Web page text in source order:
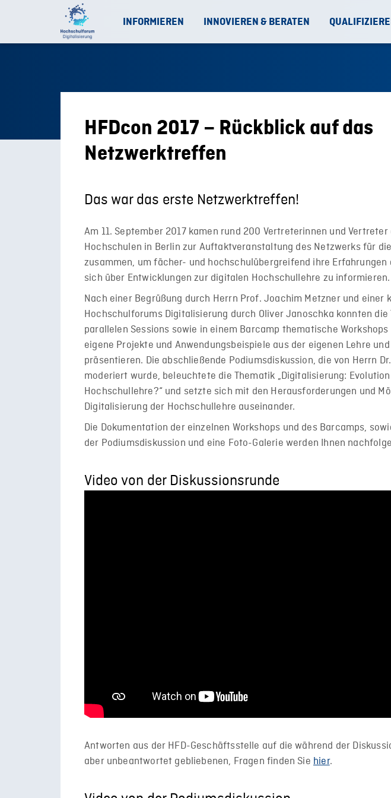
INFORMIEREN INNOVIEREN & BERATEN
HFDcon 2017 – Rückblick auf das
Netzwerktreffen
Das war das erste Netzwerktreffen!
Am 11. September 2017 kamen rund 200 Vertreterinnen und
Hochschulen in Berlin zur Auftaktveranstaltung des Netzwerks für
zusammen, um fächer- und hochschulübergreifend ihre Erfahrungen
sich über Entwicklungen zur digitalen Hochschullehre zu informieren.
Nach einer Begrüßung durch Herrn Prof. Joachim Metzner und einer
Hochschulforums Digitalisierung durch Oliver Janoschka konnten die
parallelen Sessions sowie in einem Barcamp thematische
eigene Projekte und Anwendungsbeispiele aus der eigenen Lehre
präsentieren. Die abschließende Podiumsdiskussion, die von Herrn
moderiert wurde, beleuchtete die Thematik „Digitalisierung:
Hochschullehre?“ und setzte sich mit den Herausforderungen und
Digitalisierung der Hochschullehre auseinander.
Die Dokumentation der einzelnen Workshops und des Barcamps,
der Podiumsdiskussion und eine Foto-Galerie werden Ihnen
Video von der Diskussionsrunde
Antworten aus der HFD-Geschäftsstelle auf die während der
aber unbeantwortet gebliebenen, Fragen finden Sie hier.